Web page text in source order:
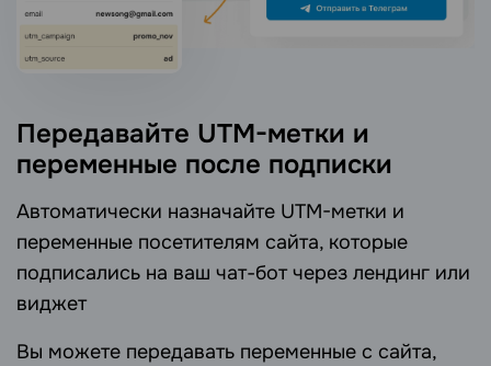
Передавайте UTM-метки и
переменные после подписки
Автоматически назначайте UTM-метки и
переменные посетителям сайта, которые
подписались на ваш чат-бот через лендинг или
виджет
Вы можете передавать переменные с сайта,